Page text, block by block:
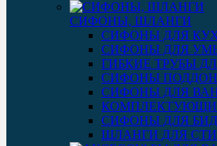
СИФОНЫ, ШЛАНГИ
СИФОНЫ ДЛЯ
СИФОНЫ ДЛЯ
ГИБКИЕ ТРУБЫ
СИФОНЫ
СИФОНЫ ДЛЯ
СИФОНЫ ДЛЯ
ШЛАНГИ ДЛЯ